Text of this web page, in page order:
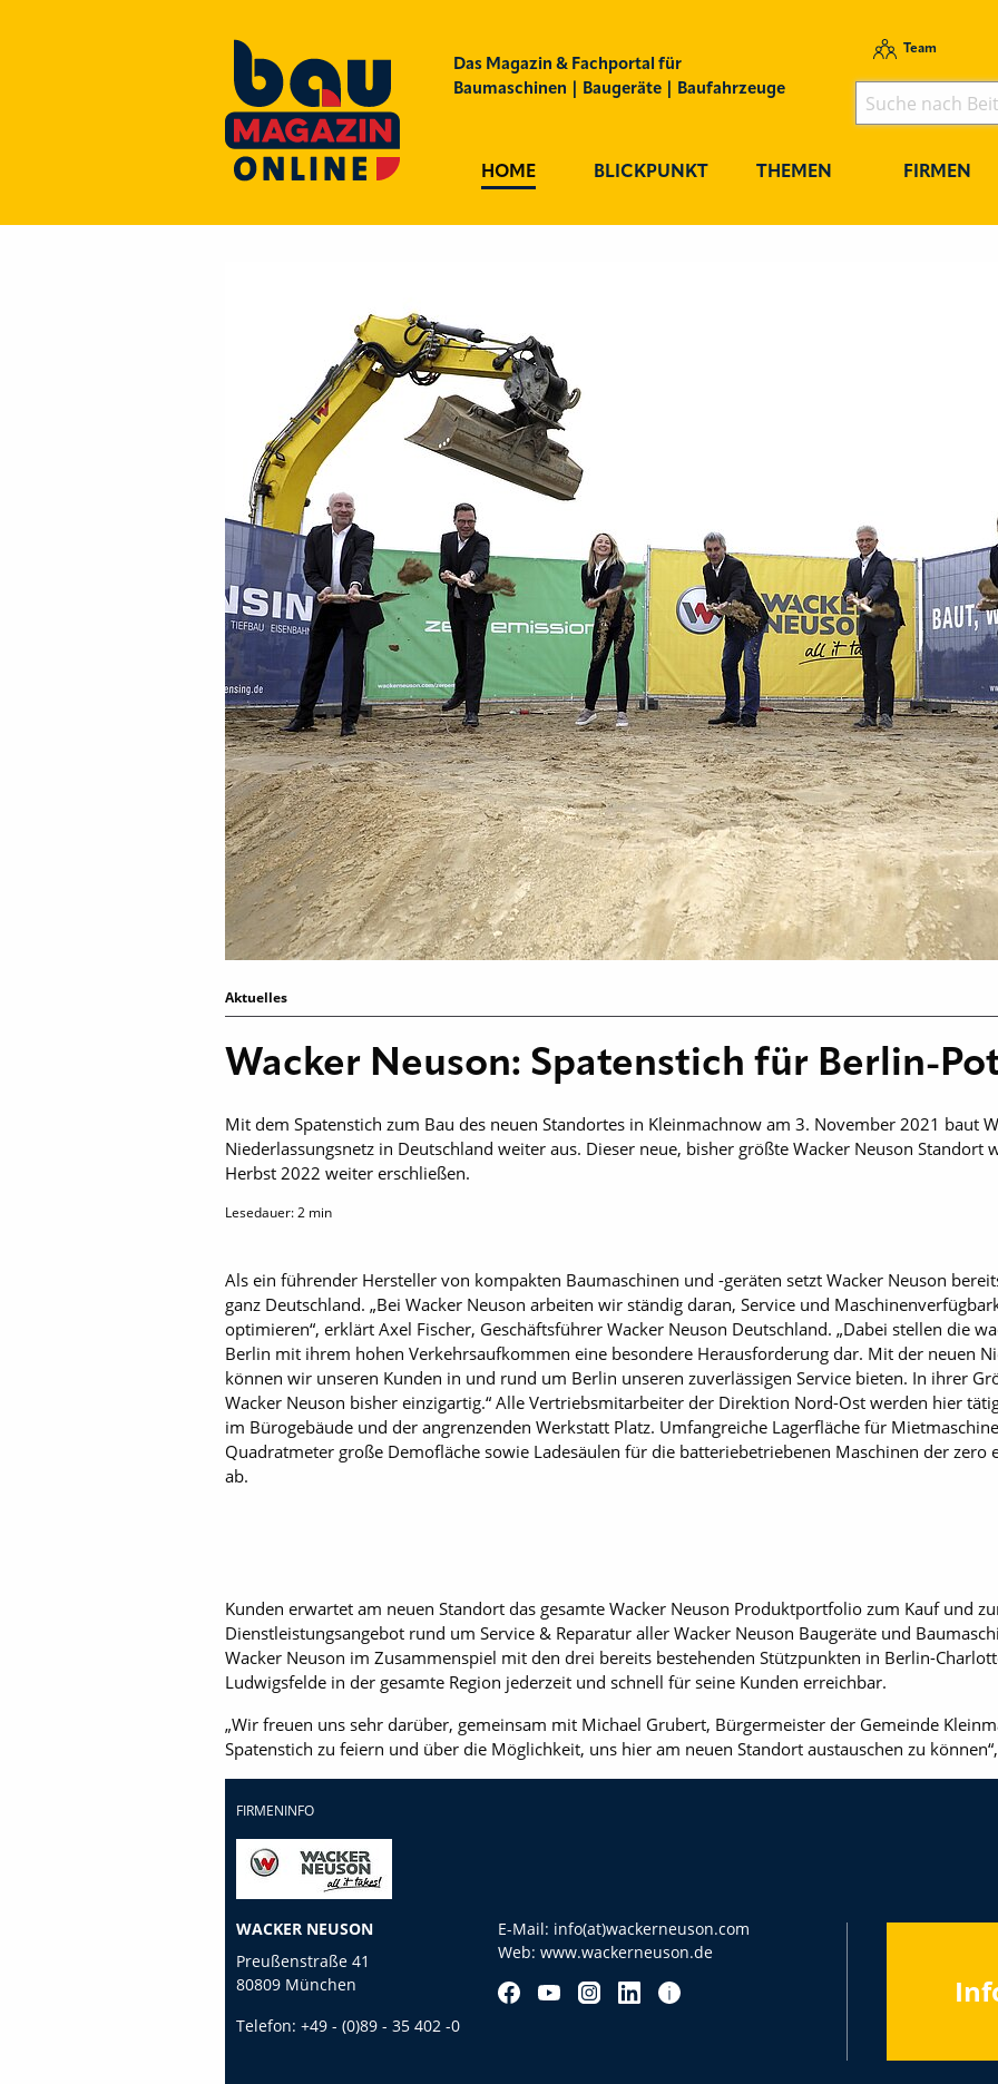
Das Magazin & Fachportal für
Baumaschinen | Baugeräte | Baufahrzeuge
Team
HOME BLICKPUNKT THEMEN FIRMEN
Aktuelles
Wacker Neuson: Spatenstich für Berlin-
Mit dem Spatenstich zum Bau des neuen Standortes in Kleinmachnow am 3. November 2021 baut
Niederlassungsnetz in Deutschland weiter aus. Dieser neue, bisher größte Wacker Neuson
Herbst 2022 weiter erschließen.
Lesedauer:2 min
Als ein führender Hersteller von kompakten Baumaschinen und -geräten setzt Wacker Neuson
ganz Deutschland. „Bei Wacker Neuson arbeiten wir ständig daran, Service und
optimieren“, erklärt Axel Fischer, Geschäftsführer Wacker Neuson Deutschland. „Dabei stellen die
Berlin mit ihrem hohen Verkehrsaufkommen eine besondere Herausforderung dar. Mit der neuen
können wir unseren Kunden in und rund um Berlin unseren zuverlässigen Service bieten. In ihrer
Wacker Neuson bisher einzigartig.“ Alle Vertriebsmitarbeiter der Direktion Nord-Ost werden hier
im Bürogebäude und der angrenzenden Werkstatt Platz. Umfangreiche Lagerfläche für
Quadratmeter große Demofläche sowie Ladesäulen für die batteriebetriebenen Maschinen der zero
ab.
Kunden erwartet am neuen Standort das gesamte Wacker Neuson Produktportfolio zum Kauf und
Dienstleistungsangebot rund um Service & Reparatur aller Wacker Neuson Baugeräte und
Wacker Neuson im Zusammenspiel mit den drei bereits bestehenden Stützpunkten in Berlin-
Ludwigsfelde in der gesamte Region jederzeit und schnell für seine Kunden erreichbar.
„Wir freuen uns sehr darüber, gemeinsam mit Michael Grubert, Bürgermeister der Gemeinde
Spatenstich zu feiern und über die Möglichkeit, uns hier am neuen Standort austauschen zu
FIRMENINFO
WACKER NEUSON
Preußenstraße 41
80809 München
Telefon: +49 - (0)89 - 35 402 -0
E-Mail: info(at)wackerneuson.com
Web: www.wackerneuson.de